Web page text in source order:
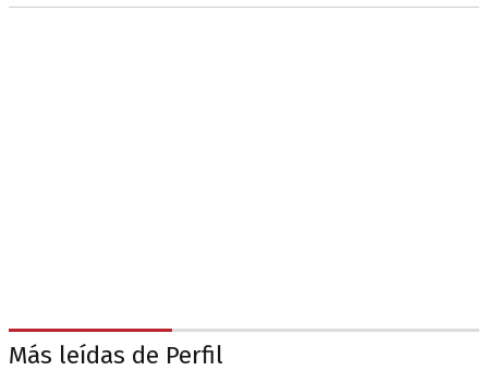
Más leídas de Perfil